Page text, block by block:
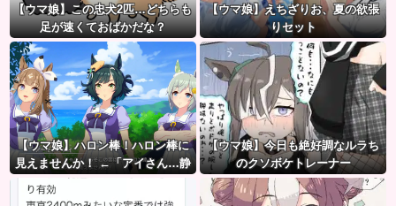
【ウマ娘】この忠犬2匹…どちらも
足が速くておばかだな？
【ウマ娘】えちざりお、夏の欲張
りセット
【ウマ娘】ハロン棒！ハロン棒に
見えませんか！ ←「アイさん…静
【ウマ娘】今日も絶好調なルラち
のクソボケトレーナー